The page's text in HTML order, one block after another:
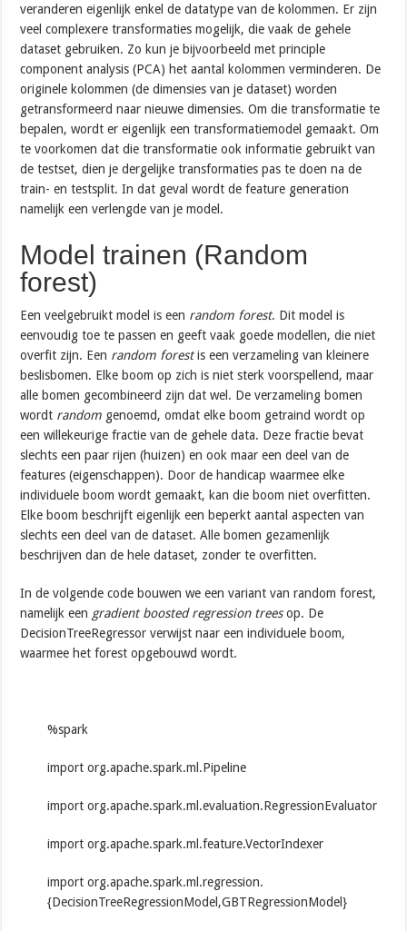
veranderen eigenlijk enkel de datatype van de kolommen. Er zijn
veel complexere transformaties mogelijk, die vaak de gehele
dataset gebruiken. Zo kun je bijvoorbeeld met principle
component analysis (PCA) het aantal kolommen verminderen. De
originele kolommen (de dimensies van je dataset) worden
getransformeerd naar nieuwe dimensies. Om die transformatie te
bepalen, wordt er eigenlijk een transformatiemodel gemaakt. Om
te voorkomen dat die transformatie ook informatie gebruikt van
de testset, dien je dergelijke transformaties pas te doen na de
train- en testsplit. In dat geval wordt de feature generation
namelijk een verlengde van je model.
Model trainen (Random
forest)
Een veelgebruikt model is een random forest. Dit model is
eenvoudig toe te passen en geeft vaak goede modellen, die niet
overfit zijn. Een random forestis een verzameling van kleinere
beslisbomen. Elke boom op zich is niet sterk voorspellend, maar
alle bomen gecombineerd zijn dat wel. De verzameling bomen
wordt random genoemd, omdat elke boom getraind wordt op
een willekeurige fractie van de gehele data. Deze fractie bevat
slechts een paar rijen (huizen) en ook maar een deel van de
features (eigenschappen). Door de handicap waarmee elke
individuele boom wordt gemaakt, kan die boom niet overfitten.
Elke boom beschrijft eigenlijk een beperkt aantal aspecten van
slechts een deel van de dataset. Alle bomen gezamenlijk
beschrijven dan de hele dataset, zonder te overfitten.
In de volgende code bouwen we een variant van random forest,
namelijk een gradient boosted regression treesop. De
DecisionTreeRegressor verwijst naar een individuele boom,
waarmee het forest opgebouwd wordt.
%spark
import org.apache.spark.ml.Pipeline
import org.apache.spark.ml.evaluation.RegressionEvaluator
import org.apache.spark.ml.feature.VectorIndexer
import org.apache.spark.ml.regression.
{DecisionTreeRegressionModel,GBTRegressionModel}